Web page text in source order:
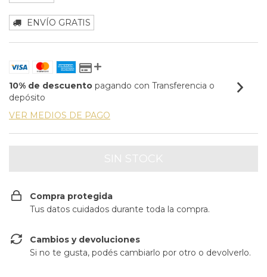
ENVÍO GRATIS
10% de descuento pagando con Transferencia o
depósito
VER MEDIOS DE PAGO
Compra protegida
Tus datos cuidados durante toda la compra.
Cambios y devoluciones
Si no te gusta, podés cambiarlo por otro o devolverlo.